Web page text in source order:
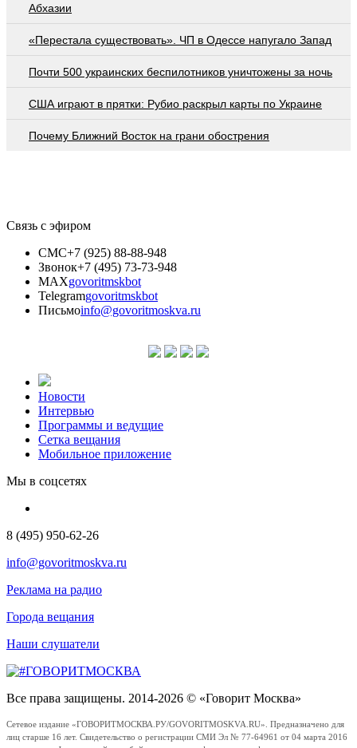
Абхазии
«Перестала существовать». ЧП в Одессе напугало Запад
Почти 500 украинских беспилотников уничтожены за ночь
США играют в прятки: Рубио раскрыл карты по Украине
Почему Ближний Восток на грани обострения
Связь с эфиром
СМС+7 (925) 88-88-948
Звонок+7 (495) 73-73-948
MAXgovoritmskbot
Telegramgovoritmskbot
Письмоinfo@govoritmoskva.ru
Новости
Интервью
Программы и ведущие
Сетка вещания
Мобильное приложение
Мы в соцсетях
8 (495) 950-62-26
info@govoritmoskva.ru
Реклама на радио
Города вещания
Наши слушатели
Все права защищены. 2014-2026 © «Говорит Москва»
Сетевое издание «ГОВОРИТМОСКВА.РУ/GOVORITMOSKVA.RU». Предназначено для
лиц старше 16 лет. Свидетельство о регистрации СМИ Эл № 77-64961 от 04 марта 2016